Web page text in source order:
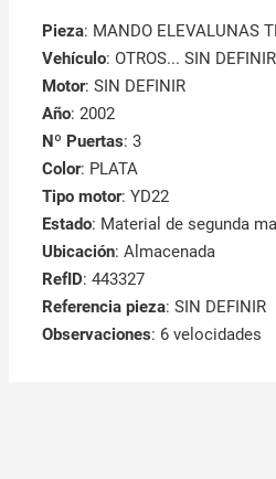
Pieza: MANDO ELEVALUNAS
Vehículo: OTROS... SIN DEFINIR
Motor: SIN DEFINIR
Año: 2002
Nº Puertas: 3
Color: PLATA
Tipo motor: YD22
Estado: Material de segunda
Ubicación: Almacenada
RefID: 443327
Referencia pieza: SIN DEFINIR
Observaciones: 6 velocidades